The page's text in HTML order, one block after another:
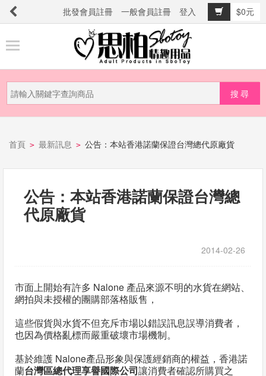
批發會員註冊 一般會員註冊 登入
$0元
品
新
上
電
或
訊
批
首頁 > 最新訊息 > 公告：本站香港諾蘭保證台灣總代原廠貨
公告：本站香港諾蘭保證台灣總
代原廠貨
2014-02-26
市面上開始有許多 Nalone 產品來源不明的水貨在網站、
網拍與未授權的團購部落格販售，
這些假貨與水貨不但充斥市場以錯誤訊息誤導消費者，
也因為價格亂標而嚴重破壞市場機制。
基於維護 Nalone產品形象與保護經銷商的權益，香港諾
蘭台灣區總代理享譽國際公司讓消費者確認所購買之